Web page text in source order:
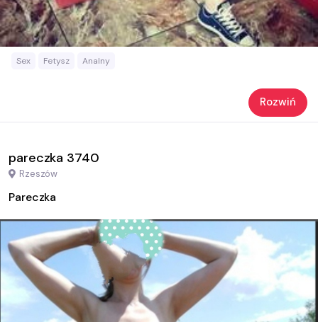
Sex Fetysz Analny
Rozwiń
pareczka 3740
Rzeszów
Pareczka